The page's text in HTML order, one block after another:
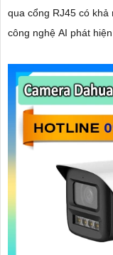
qua cổng RJ45 có
công nghệ AI phát